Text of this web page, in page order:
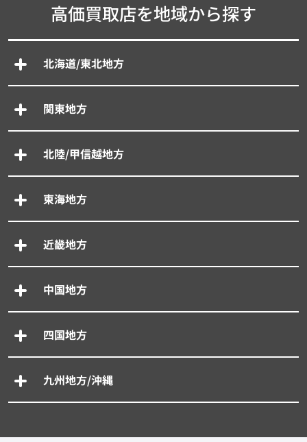
高価買取店を地域から探す
北海道/東北地方
関東地方
北陸/甲信越地方
東海地方
近畿地方
中国地方
四国地方
九州地方/沖縄